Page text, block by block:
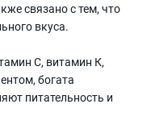
связано с тем, что
вкуса.
С, витамин К,
богата
питательность и